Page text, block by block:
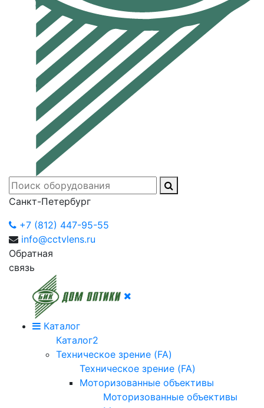
Санкт-Петербург
+7 (812) 447-95-55
info@cctvlens.ru
Обратная
связь
Каталог
Каталог2
Техническое зрение (FA)
Техническое зрение (FA)
Моторизованные объективы
Моторизованные объективы